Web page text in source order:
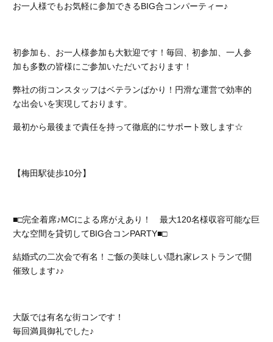
お一人様でもお気軽に参加できるBIG合コンパーティー♪
初参加も、お一人様参加も大歓迎です！毎回、初参加、一人参
加も多数の皆様にご参加いただいております！
弊社の街コンスタッフはベテランばかり！円滑な運営で効率的
な出会いを実現しております。
最初から最後まで責任を持って徹底的にサポート致します☆
【梅田駅徒歩10分】
■□完全着席♪MCによる席がえあり！ 最大120名様収容可能な巨
大な空間を貸切してBIG合コンPARTY■□
結婚式の二次会で有名！ご飯の美味しい隠れ家レストランで開
催致します♪♪
大阪では有名な街コンです！
毎回満員御礼でした♪